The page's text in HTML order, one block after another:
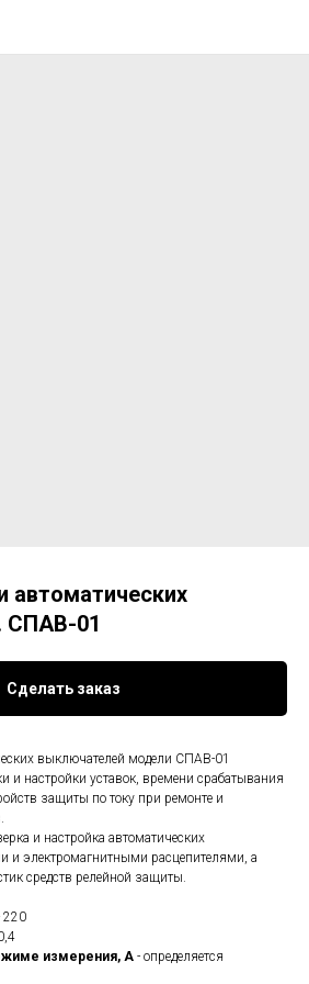
автоматических
СПАВ-01
Сделать заказ
выключателей модели СПАВ-01
и настройки уставок, времени срабатывания
защиты по току при ремонте и
и настройка автоматических
и электромагнитными расцепителями, а
средств релейной защиты.
220
измерения, А - определяется